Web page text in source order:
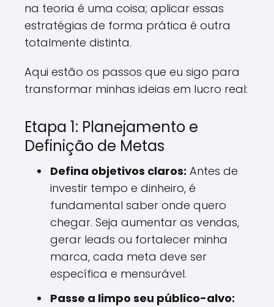
na teoria é uma coisa; aplicar essas
estratégias de forma prática é outra
totalmente distinta.
Aqui estão os passos que eu sigo para
transformar minhas ideias em lucro real:
Etapa 1: Planejamento e
Definição de Metas
Defina objetivos claros: Antes de
investir tempo e dinheiro, é
fundamental saber onde quero
chegar. Seja aumentar as vendas,
gerar leads ou fortalecer minha
marca, cada meta deve ser
específica e mensurável.
Passe a limpo seu público-alvo: